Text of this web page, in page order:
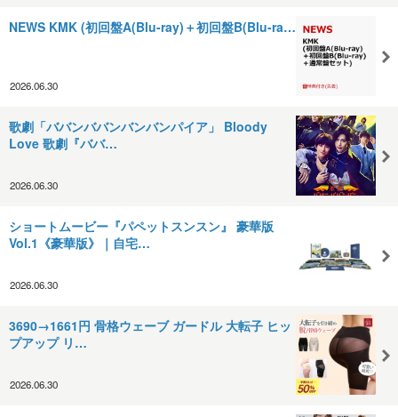
NEWS KMK (初回盤A(Blu-ray)＋初回盤B(Blu-ra…
2026.06.30
歌劇「ババンババンバンバンパイア」 Bloody
Love 歌劇『ババ…
2026.06.30
ショートムービー『パペットスンスン』 豪華版
Vol.1《豪華版》｜自宅…
2026.06.30
3690→1661円 骨格ウェーブ ガードル 大転子 ヒッ
プアップ リ…
2026.06.30